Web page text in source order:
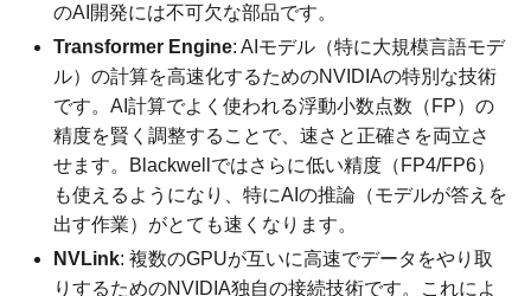
のAI開発には不可欠な部品です。
Transformer Engine: AIモデル（特に大規模言語モデ
ル）の計算を高速化するためのNVIDIAの特別な技術
です。AI計算でよく使われる浮動小数点数（FP）の
精度を賢く調整することで、速さと正確さを両立さ
せます。Blackwellではさらに低い精度（FP4/FP6）
も使えるようになり、特にAIの推論（モデルが答えを
出す作業）がとても速くなります。
NVLink: 複数のGPUが互いに高速でデータをやり取
りするためのNVIDIA独自の接続技術です。これによ